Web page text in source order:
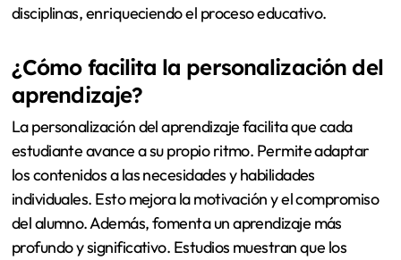
disciplinas, enriqueciendo el proceso educativo.
¿Cómo facilita la personalización del
aprendizaje?
La personalización del aprendizaje facilita que cada
estudiante avance a su propio ritmo. Permite adaptar
los contenidos a las necesidades y habilidades
individuales. Esto mejora la motivación y el compromiso
del alumno. Además, fomenta un aprendizaje más
profundo y significativo. Estudios muestran que los